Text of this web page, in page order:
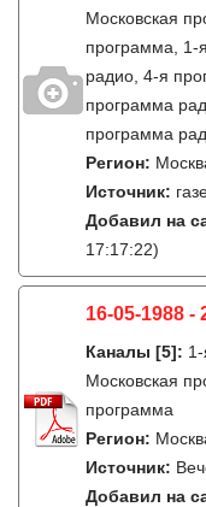
Московская
программа, 1-
радио, 4-я
программа
программа
Регион:
Источник:
Добавил на
17:17:22)
16-05-1988 -
Каналы [5]:
Московская
программа
Регион:
Источник:
Добавил на